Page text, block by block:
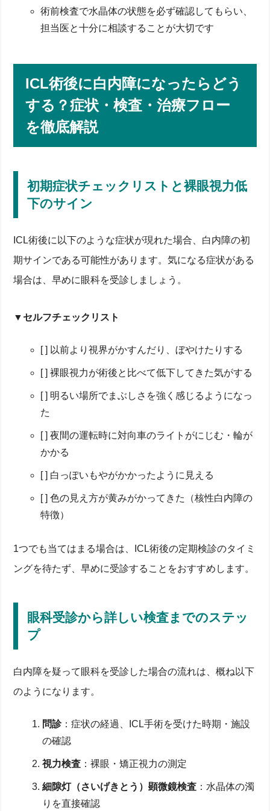
術前検査で水晶体の状態を必ず確認してもらい、
担当医と十分に相談することが大切です
ICL術後に白内障になったらどう
する？症状・検査・治療フロー
を徹底解説
初期症状チェックリストと裸眼視力低
下のサイン
ICL術後に以下のような症状が現れた場合、白内障の初
期サインである可能性があります。気になる症状がある
場合は、早めに眼科を受診しましょう。
▼セルフチェックリスト
[ ] 以前より視界がかすんだり、ぼやけたりする
[ ] 裸眼視力が術後と比べて低下してきた気がする
[ ] 明るい場所でまぶしさを強く感じるようになっ
た
[ ] 夜間の運転時に対向車のライトがにじむ・輪が
かかる
[ ] 白っぽいもやがかかったように見える
[ ] 色の見え方が黄みがかってきた（核性白内障の
特徴）
1つでも当てはまる場合は、ICL術後の定期検診のタイミ
ングを待たず、早めに受診することをおすすめします。
眼科受診から詳しい検査までのステッ
プ
白内障を疑って眼科を受診した場合の流れは、概ね以下
のようになります。
問診：症状の経過、ICL手術を受けた時期・施設
の確認
視力検査 ：裸眼・矯正視力の測定
細隙灯（さいげきとう）顕微鏡検査 ：水晶体の濁
りを直接確認
レンズ摘出 vs 同時手術―2つの方法のメリット・デ
メリット
後ケア
術前検査で確認すべき度数・水晶体厚みと屈折状態
術後6か月までの診療スケジュールと予約の取り方
ハロー・グレア現象を抑える生活習慣とコンタクト
Q. ICL挿入後も老眼になる可能性は？
Q. ICLが入っていると白内障手術は保険適用できな
い？
Q. 40代での施術はリスクが高い？加齢との関係
まとめ：ICL術後の白内障リスクと回避策の要点